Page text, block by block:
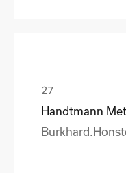
Handtmann